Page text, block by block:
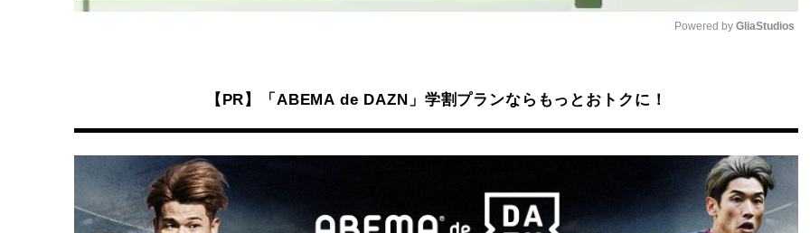
Powered by GliaStudios
【PR】「ABEMA de DAZN」学割プランならもっとおトクに！